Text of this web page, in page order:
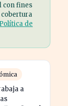
con fines
de
a